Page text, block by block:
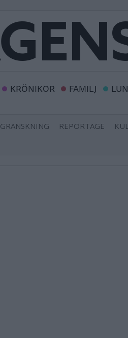
KRÖNIKOR FAMILJ
GRANSKNING REPORTAGE